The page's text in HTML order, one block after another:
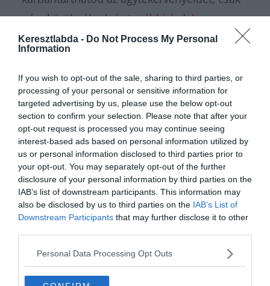
Keresztlabda - Do Not Process My Personal
Information
If you wish to opt-out of the sale, sharing to third parties, or
processing of your personal or sensitive information for
targeted advertising by us, please use the below opt-out
section to confirm your selection. Please note that after your
opt-out request is processed you may continue seeing
interest-based ads based on personal information utilized by
us or personal information disclosed to third parties prior to
your opt-out. You may separately opt-out of the further
disclosure of your personal information by third parties on the
IAB’s list of downstream participants. This information may
also be disclosed by us to third parties on the IAB’s List of
Downstream Participants that may further disclose it to other
Personal Data Processing Opt Outs
nézz körül nálunk éstovábbi érdekes
napi játékokat találhatsz.
Hirdetés